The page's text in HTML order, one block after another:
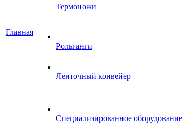
Главная
Термоножи
Рольганги
Ленточный конвейер
Специализированное оборудование